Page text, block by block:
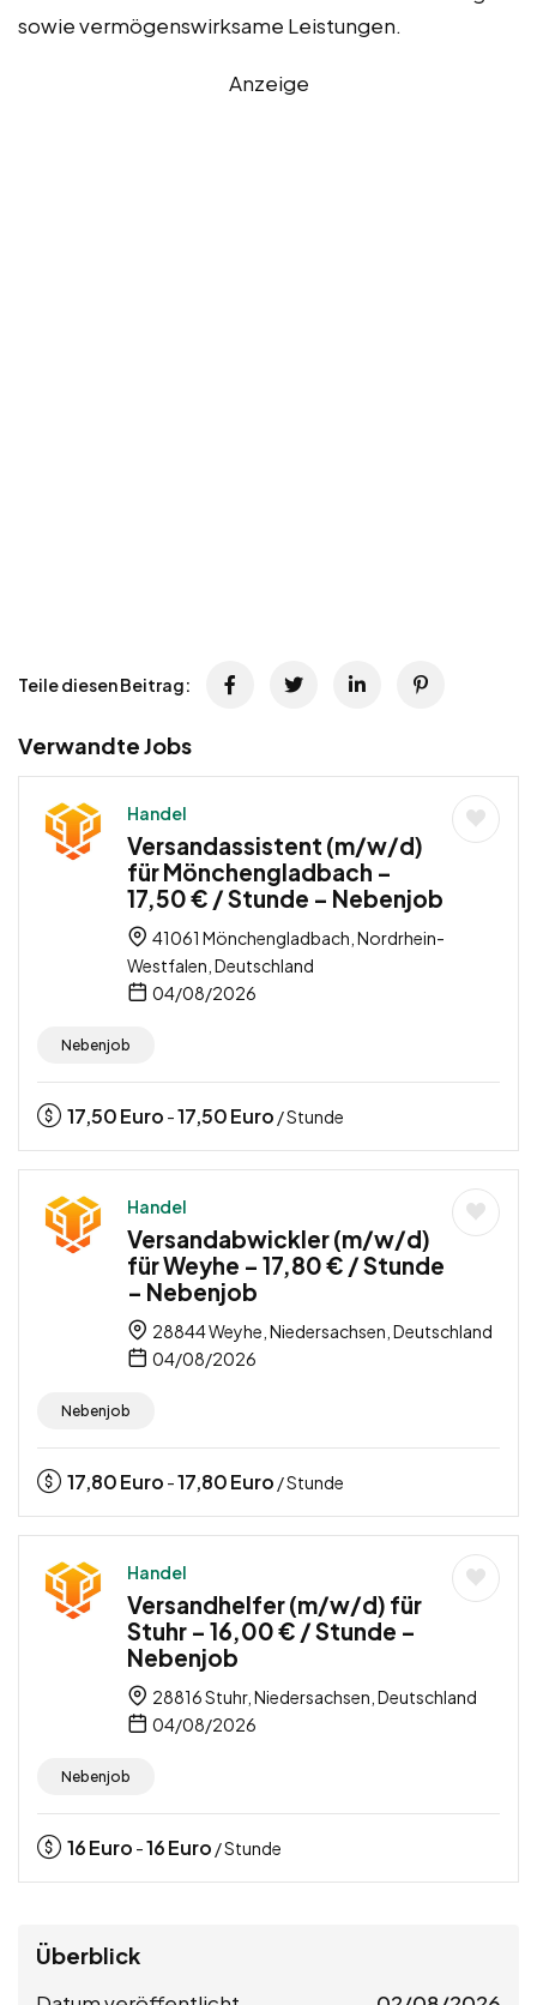
sowie vermögenswirksame Leistungen.
Anzeige
Teile diesen Beitrag:
Verwandte Jobs
Handel
Versandassistent (m/w/d)
für Mönchengladbach –
17,50 € / Stunde – Nebenjob
41061 Mönchengladbach, Nordrhein-
Westfalen, Deutschland
04/08/2026
Nebenjob
17,50Euro -17,50Euro / Stunde
Handel
Versandabwickler (m/w/d)
für Weyhe – 17,80 € / Stunde
– Nebenjob
28844 Weyhe, Niedersachsen, Deutschland
04/08/2026
Nebenjob
17,80Euro -17,80Euro / Stunde
Handel
Versandhelfer (m/w/d) für
Stuhr – 16,00 € / Stunde –
Nebenjob
28816 Stuhr, Niedersachsen, Deutschland
04/08/2026
Nebenjob
16Euro -16Euro / Stunde
Überblick